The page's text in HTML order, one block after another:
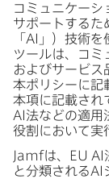
コミュニケーシ
サポートする​た
「 AI
」）​技術
ツールは、​コミ
および​サービス
本ポリシーに​記
本項に​記載され
AI 法などの​適用
役割に​おいて​実
Jamfは、 EU AI
と​分類されるAI